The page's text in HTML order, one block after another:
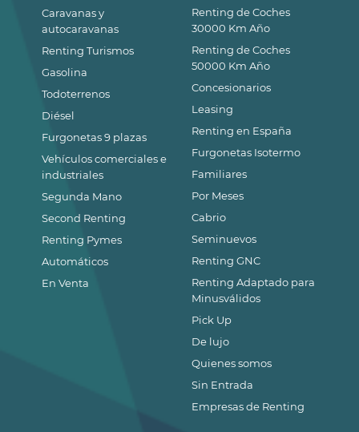
Caravanas y
autocaravanas
Renting Turismos
Gasolina
Todoterrenos
Diésel
Furgonetas 9 plazas
Vehículos comerciales e
industriales
Segunda Mano
Second Renting
Renting Pymes
Automáticos
En Venta
Renting de Coches
30000 Km Año
Renting de Coches
50000 Km Año
Concesionarios
Leasing
Renting en España
Furgonetas Isotermo
Familiares
Por Meses
Cabrio
Seminuevos
Renting GNC
Renting Adaptado para
Minusválidos
Pick Up
De lujo
Quienes somos
Sin Entrada
Empresas de Renting